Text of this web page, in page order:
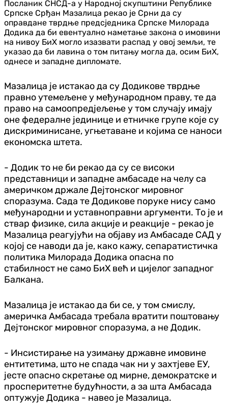
Посланик СНСД-а у Народној скупштини Републике
Српске Срђан Мазалица рекао је Срни да су
оправдане тврдње предсједника Српске Милорада
Додика да би евентуално наметање закона о имовини
на нивоу БиХ могло изазвати распад у овој земљи, те
указао да би лавина о том питању могла да, осим БиХ,
однесе и западне дипломате.
Мазалица је истакао да су Додикове тврдње
правно утемељене у међународном праву, те да
право на самоопредјељење у том случају имају
оне федералне јединице и етничке групе које су
дискриминисане, угњетаване и којима се наноси
економска штета.
- Додик то не би рекао да су се високи
представници и западне амбасаде на челу са
америчком држале Дејтонског мировног
споразума. Сада те Додикове поруке нису само
међународни и уставноправни аргументи. То је и
ствар физике, сила акције и реакције - рекао је
Мазалица реагујући на објаву из Амбасаде САД у
којој се наводи да је, како кажу, сепаратистичка
политика Милорада Додика опасна по
стабилност не само БиХ већ и цијелог западног
Балкана.
Мазалица је истакао да би се, у том смислу,
америчка Амбасада требала вратити поштовању
Дејтонског мировног споразума, а не Додик.
- Инсистирање на узимању државне имовине
ентитетима, што не спада чак ни у захтјеве ЕУ,
јесте опасно скретање од мирне, демократске и
просперитетне будућности, а за шта Амбасада
оптужује Додика - навео је Мазалица.